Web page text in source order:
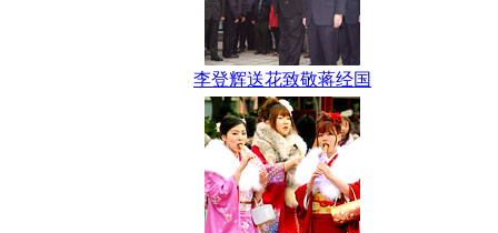
李登辉送花致敬蒋经国